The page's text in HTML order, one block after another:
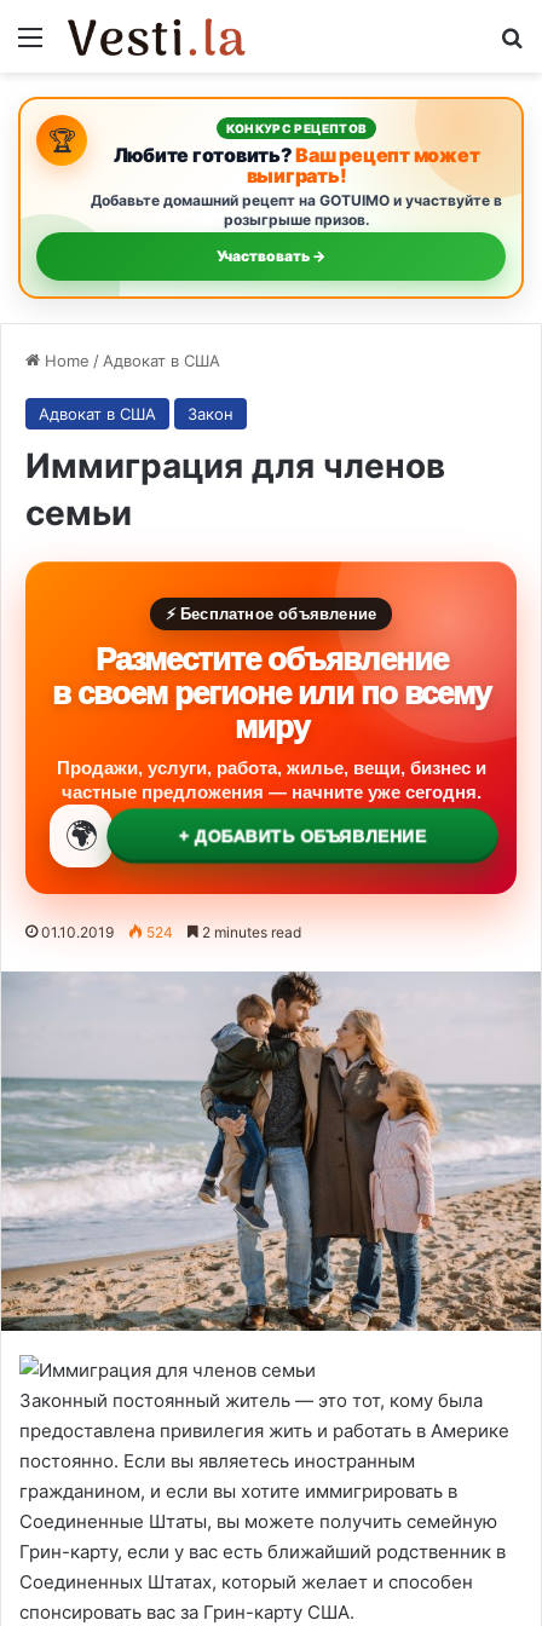
Menu
🏆 КОНКУРС РЕЦЕПТОВ
Любите готовить?Ваш рецепт может
выиграть!
Добавьте домашний рецепт на GOTUIMO и участвуйте в
розыгрыше призов.
Участвовать →
Home / Адвокат в США
Адвокат в США Закон
Иммиграция для членов
семьи
⚡ Бесплатное объявление
Разместите объявление
в своем регионе или по всему
миру
Продажи, услуги, работа, жилье, вещи, бизнес и
частные предложения — начните уже сегодня.
🌍 + ДОБАВИТЬ ОБЪЯВЛЕНИЕ
01.10.2019 524 2 minutes read
Законный постоянный житель — это тот, кому была
предоставлена ​​привилегия жить и работать в Америке
постоянно. Если вы являетесь иностранным
гражданином, и если вы хотите иммигрировать в
Соединенные Штаты, вы можете получить семейную
Грин-карту, если у вас есть ближайший родственник в
Соединенных Штатах, который желает и способен
спонсировать вас за Грин-карту США.